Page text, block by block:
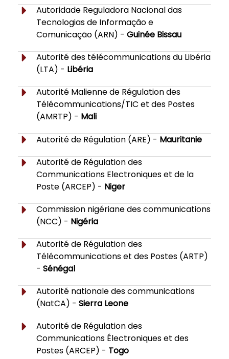
Autoridade Reguladora Nacional das
Tecnologias de Informação e
Comunicação (ARN) -Guinée Bissau
Autorité des télécommunications du Libéria
(LTA) - Libéria
Autorité Malienne de Régulation des
Télécommunications/TIC et des Postes
(AMRTP) - Mali
Autorité de Régulation (ARE) - Mauritanie
Autorité de Régulation des
Communications Electroniques et de la
Poste (ARCEP) - Niger
Commission nigériane des communications
(NCC) - Nigéria
Autorité de Régulation des
Télécommunications et des Postes (ARTP)
-Sénégal
Autorité nationale des communications
(NatCA) -Sierra Leone
Autorité de Régulation des
Communications Électroniques et des
Postes (ARCEP) - Togo